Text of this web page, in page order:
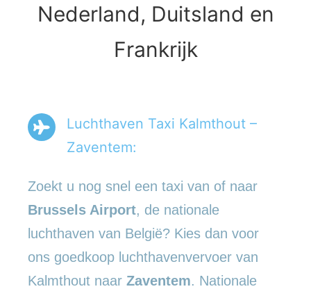
Nederland, Duitsland en
Frankrijk
Luchthaven Taxi Kalmthout –
Zaventem:
Zoekt u nog snel een taxi van of naar
Brussels Airport, de nationale
luchthaven van België? Kies dan voor
ons goedkoop luchthavenvervoer van
Kalmthout naar Zaventem. Nationale